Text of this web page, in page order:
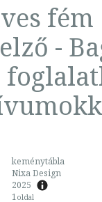
fém
-
keménytábla
Nixa Design
2025
1oldal